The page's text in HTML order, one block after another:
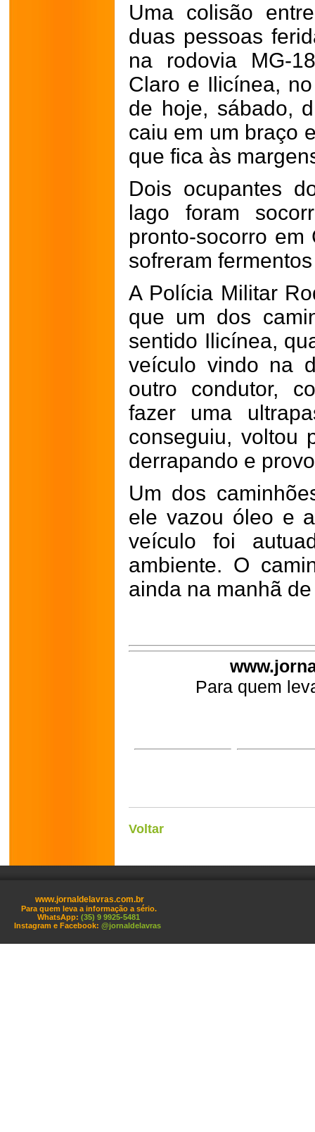
Uma colisão
duas pessoas
na rodovia MG-
Claro e Ilicínea,
de hoje, sábado,
caiu em um braço
que fica às
Dois ocupantes
lago foram
pronto-socorro
sofreram
A Polícia Militar
que um dos
sentido Ilicínea,
veículo vindo na
outro condutor,
fazer uma
conseguiu, voltou
derrapando e
Um dos
ele vazou óleo e
veículo foi
ambiente. O
ainda na manhã
Para quem
Voltar
www.jornaldelavras.com.br
Para quem leva a informação a sério.
WhatsApp: (35) 9 9925-5481
Instagram e Facebook: @jornaldelavras